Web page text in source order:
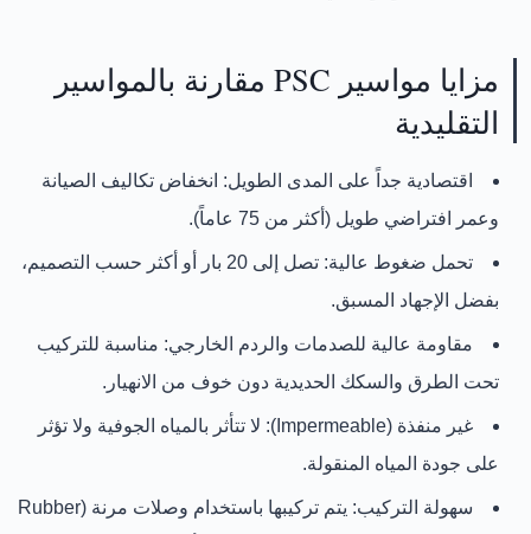
مزايا مواسير PSC مقارنة بالمواسير
التقليدية
اقتصادية جداً على المدى الطويل: انخفاض تكاليف الصيانة
وعمر افتراضي طويل (أكثر من 75 عاماً).
تحمل ضغوط عالية:
تصل إلى 20 بار أو أكثر حسب التصميم،
بفضل الإجهاد المسبق.
مقاومة عالية للصدمات والردم الخارجي: مناسبة للتركيب
تحت الطرق والسكك الحديدية دون خوف من الانهيار.
غير منفذة (Impermeable):
لا تتأثر بالمياه الجوفية ولا تؤثر
على جودة المياه المنقولة.
سهولة التركيب:
يتم تركيبها باستخدام وصلات مرنة (Rubber